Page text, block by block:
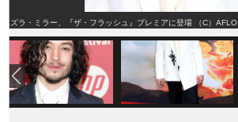
エズラ・ミラー、『ザ・フラッシュ』プレミアに登場 （C）AFLO